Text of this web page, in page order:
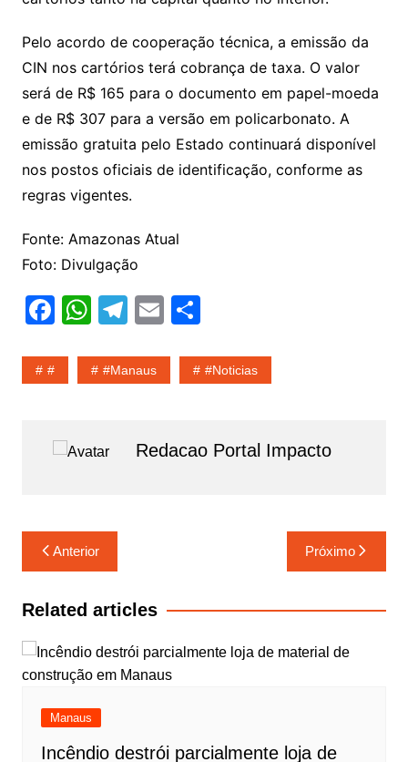
Pelo acordo de cooperação técnica, a emissão da
CIN nos cartórios terá cobrança de taxa. O valor
será de R$ 165 para o documento em papel-moeda
e de R$ 307 para a versão em policarbonato. A
emissão gratuita pelo Estado continuará disponível
nos postos oficiais de identificação, conforme as
regras vigentes.
Fonte: Amazonas Atual
Foto: Divulgação
F
c
o
W
at
p
T
e
m
E
ai
S
ar
# #Manaus #noticias
Redacao Portal Impacto
Navegação
de
Post
Anterior Próximo
Related articles
Manaus
Incêndio destrói parcialmente loja de